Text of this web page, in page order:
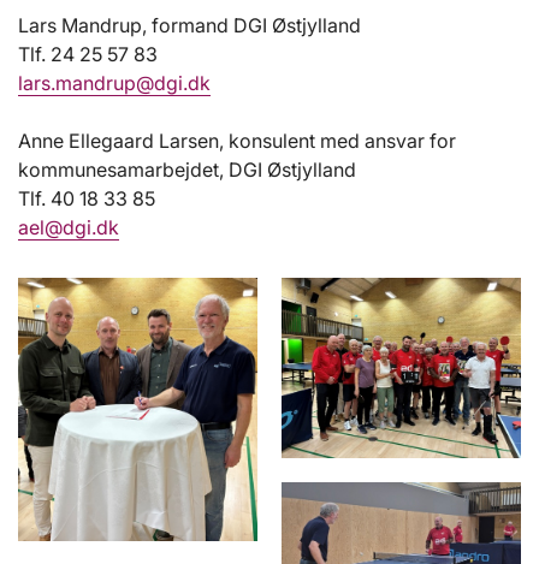
Lars Mandrup, formand DGI Østjylland
Tlf. 24 25 57 83
lars.mandrup@dgi.dk
Anne Ellegaard Larsen, konsulent med ansvar for
kommunesamarbejdet, DGI Østjylland
Tlf. 40 18 33 85
ael@dgi.dk